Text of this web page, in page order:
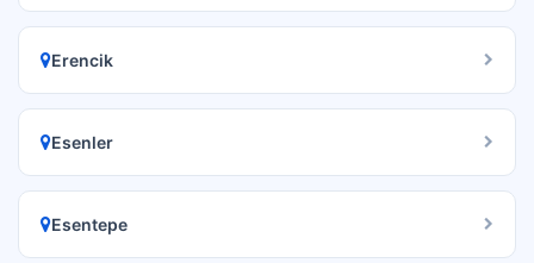
Erencik
Esenler
Esentepe